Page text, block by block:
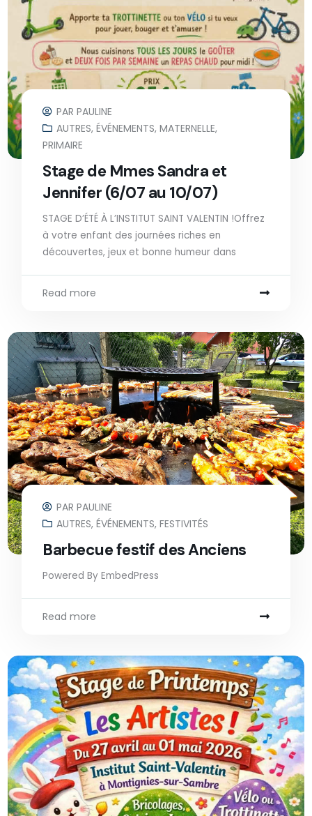
PARPAULINE
AUTRES,ÉVÉNEMENTS,MATERNELLE,
PRIMAIRE
Stage de Mmes Sandra et
Jennifer (6/07 au 10/07)
STAGE D’ÉTÉ À L’INSTITUT SAINT VALENTIN !Offrez
à votre enfant des journées riches en
découvertes, jeux et bonne humeur dans
Read more
PARPAULINE
AUTRES,ÉVÉNEMENTS,FESTIVITÉS
Barbecue festif des Anciens
Powered By EmbedPress
Read more